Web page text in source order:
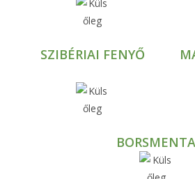
SZIBÉRIAI FENYŐ
BORSMENTA